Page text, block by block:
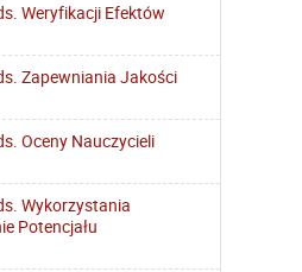
Weryfikacji Efektów
Zapewniania Jakości
Oceny Nauczycieli
Wykorzystania
Potencjału